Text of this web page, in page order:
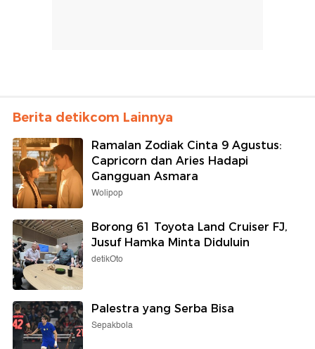
Berita detikcom Lainnya
Ramalan Zodiak Cinta 9 Agustus:
Capricorn dan Aries Hadapi
Gangguan Asmara
Wolipop
Borong 61 Toyota Land Cruiser FJ,
Jusuf Hamka Minta Diduluin
detikOto
Palestra yang Serba Bisa
Sepakbola